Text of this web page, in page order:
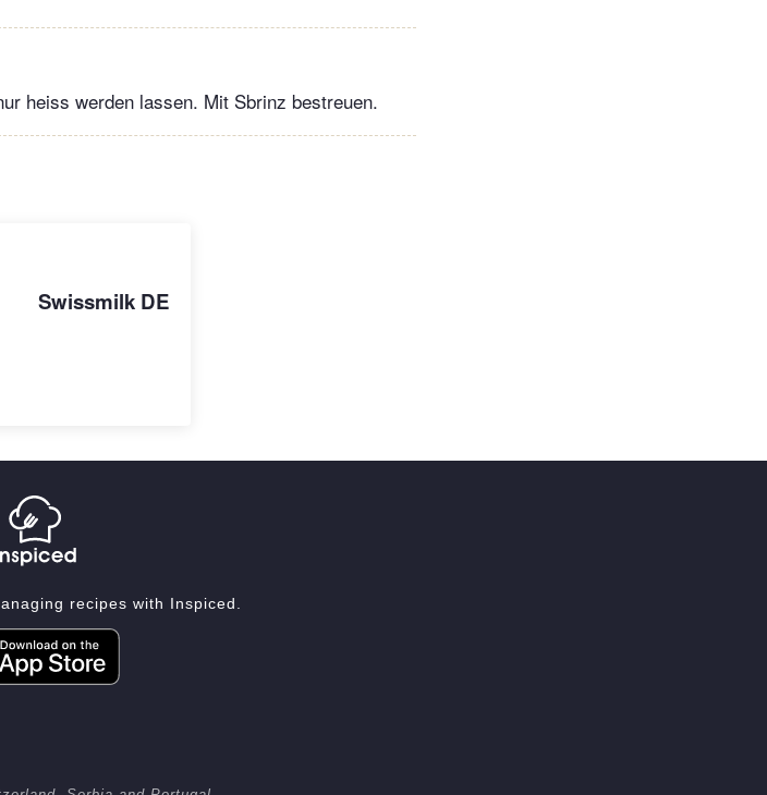
heiss werden lassen. Mit Sbrinz bestreuen.
Swissmilk DE
recipes with Inspiced.